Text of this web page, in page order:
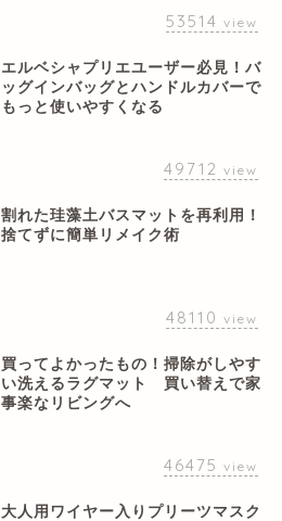
53514 view
エルベシャプリエユーザー必見！バ
ッグインバッグとハンドルカバーで
もっと使いやすくなる
49712 view
割れた珪藻土バスマットを再利用！
捨てずに簡単リメイク術
48110 view
買ってよかったもの！掃除がしやす
い洗えるラグマット 買い替えで家
事楽なリビングへ
46475 view
大人用ワイヤー入りプリーツマスク